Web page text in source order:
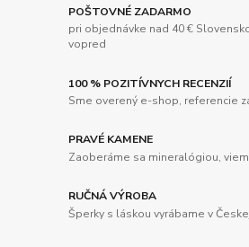
POŠTOVNÉ ZADARMO
pri objednávke nad 40 €
vopred
100 % POZITÍVNYCH RECENZIÍ
Sme overený e-shop, referencie
PRAVÉ KAMENE
Zaoberáme sa mineralógiou,
RUČNÁ VÝROBA
Šperky s láskou vyrábame v